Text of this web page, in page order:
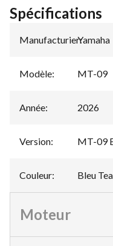
Spécifications
Manufacturier:
Yamaha
Modèle: MT-09
Année: 2026
Version: MT-09
Couleur: Bleu
Moteur